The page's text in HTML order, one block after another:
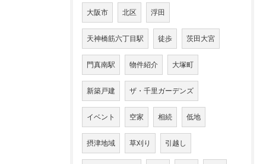
大阪市 北区 浮田
天神橋筋六丁目駅 徒歩 茨田大宮
門真南駅 物件紹介 大塚町
新築戸建 ザ・千里ガーデンズ
イベント 空家 相続 低地
摂津地域 草刈り 引越し